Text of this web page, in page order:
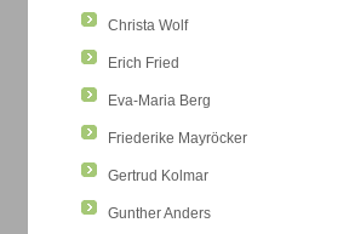
Christa Wolf
Erich Fried
Eva-Maria Berg
Friederike Mayröcker
Gertrud Kolmar
Gunther Anders